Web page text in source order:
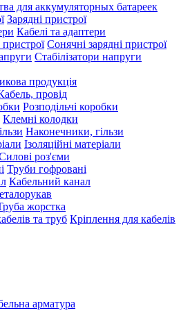
для аккумуляторных батареек
Зарядні пристрої
Кабелі та адаптери
Сонячні зарядні пристрої
Стабілізатори напруги
продукція
провід
Розподільчі коробки
Клемні колодки
Наконечники, гільзи
Ізоляційні матеріали
роз'єми
Труби гофровані
Кабельний канал
жорстка
Кріплення для кабелів
арматура